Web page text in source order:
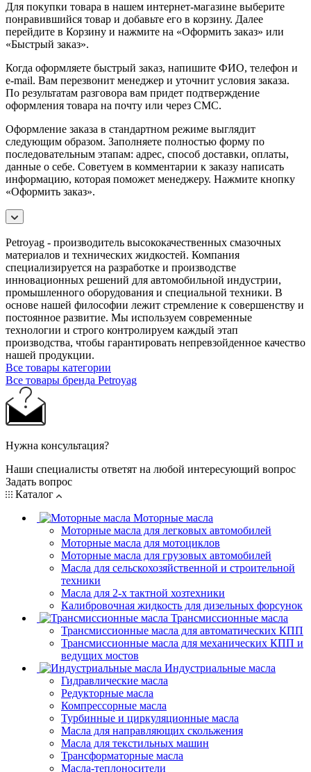
Для покупки товара в нашем интернет-магазине выберите
понравившийся товар и добавьте его в корзину. Далее
перейдите в Корзину и нажмите на «Оформить заказ» или
«Быстрый заказ».
Когда оформляете быстрый заказ, напишите ФИО, телефон и
e-mail. Вам перезвонит менеджер и уточнит условия заказа.
По результатам разговора вам придет подтверждение
оформления товара на почту или через СМС.
Оформление заказа в стандартном режиме выглядит
следующим образом. Заполняете полностью форму по
последовательным этапам: адрес, способ доставки, оплаты,
данные о себе. Советуем в комментарии к заказу написать
информацию, которая поможет менеджеру. Нажмите кнопку
«Оформить заказ».
Petroyag - производитель высококачественных смазочных
материалов и технических жидкостей. Компания
специализируется на разработке и производстве
инновационных решений для автомобильной индустрии,
промышленного оборудования и специальной техники. В
основе нашей философии лежит стремление к совершенству и
постоянное развитие. Мы используем современные
технологии и строго контролируем каждый этап
производства, чтобы гарантировать непревзойденное качество
нашей продукции.
Все товары категории
Все товары бренда Petroyag
Нужна консультация?
Наши специалисты ответят на любой интересующий вопрос
Задать вопрос
Каталог
Моторные масла
Моторные масла для легковых автомобилей
Моторные масла для мотоциклов
Моторные масла для грузовых автомобилей
Масла для сельскохозяйственной и строительной
техники
Масла для 2-х тактной хозтехники
Калибровочная жидкость для дизельных форсунок
Трансмиссионные масла
Трансмиссионные масла для автоматических КПП
Трансмиссионные масла для механических КПП и
ведущих мостов
Индустриальные масла
Гидравлические масла
Редукторные масла
Компрессорные масла
Турбинные и циркуляционные масла
Масла для направляющих скольжения
Масла для текстильных машин
Трансформаторные масла
Масла-теплоносители